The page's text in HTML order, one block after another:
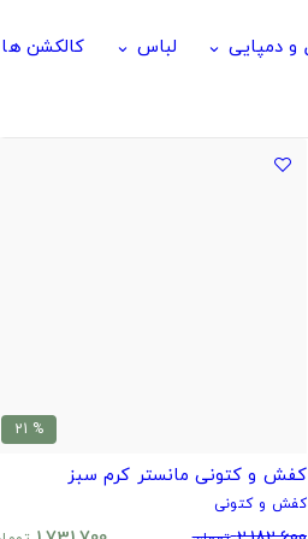
دمپایی keyboard_arrow_down لباس keyboard_arrow_down کالکشن ها
% 21
کفش و کتونی مانستر کرم سبز
کفش و کتونی